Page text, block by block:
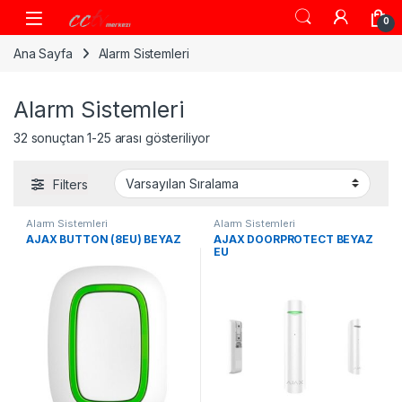
Skip to navigation
Skip to content
0
Ana Sayfa Alarm Sistemleri
Alarm Sistemleri
32 sonuçtan 1-25 arası gösteriliyor
Filters
Alarm Sistemleri
AJAX BUTTON (8EU) BEYAZ
Alarm Sistemleri
AJAX DOORPROTECT BEYAZ
EU